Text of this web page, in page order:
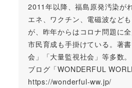
2011年以降、福島原発汚染が
エネ、ワクチン、電磁波など
が、昨年からはコロナ問題に全
市民育成も手掛けている。著
会」「大量監視社会」等多数。
ブログ「WONDERFUL
https://wonderful-ww.jp/